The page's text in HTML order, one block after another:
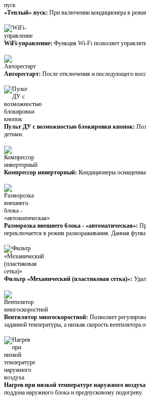
«Теплый» пуск: При включении кондиционера в
WiFi-управление: Функция Wi-Fi позволяет
Авторестарт: После отключения и последующего
Пульт ДУ с возможностью блокировки кнопок:
детьми.
Компрессор инверторный: Кондиционеры
Разморозка внешнего блока - «автоматическая»:
переключается в режим размораживания. Данная
Фильтр «Механический (пластиковая сетка)»:
Вентилятор многоскоростной: Позволяет
заданной температуры, а низкая скорость
Нагрев при низкой температуре наружного
поддона наружного блока и предпусковому подогреву.